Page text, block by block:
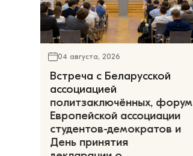
04 августа, 2026
Встреча с Беларусской
ассоциацией
политзаключённых, форум
Европейской ассоциации
студентов-демократов и
День принятия